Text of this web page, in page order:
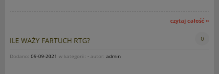
czytaj całość »
ILE WAŻY FARTUCH RTG? 0
Dodano: 09-09-2021 w kategorii: - autor: admin